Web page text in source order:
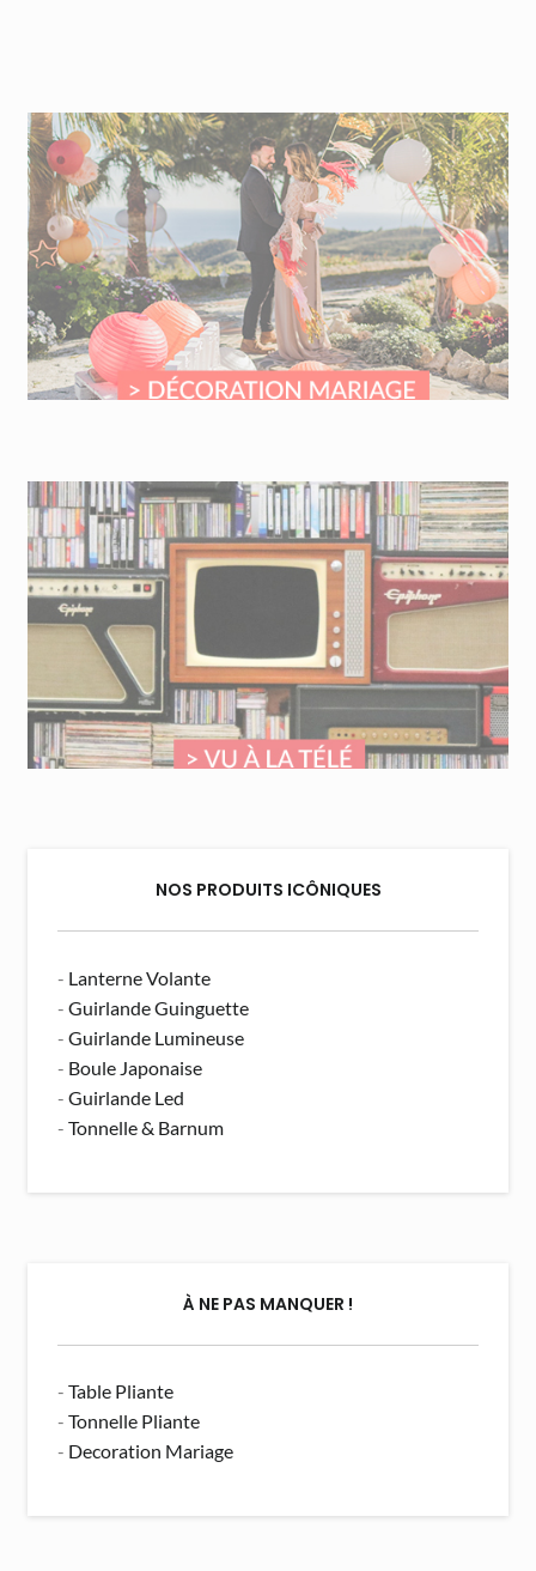
NOS PRODUITS ICÔNIQUES
- Lanterne Volante
-Guirlande Guinguette
-Guirlande Lumineuse
- Boule Japonaise
-Guirlande Led
-Tonnelle & Barnum
À NE PAS MANQUER !
-Table Pliante
-Tonnelle Pliante
- Decoration Mariage